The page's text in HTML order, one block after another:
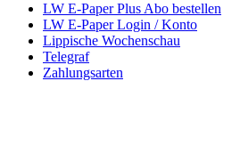
LW E-Paper Plus Abo bestellen
LW E-Paper Login / Konto
Lippische Wochenschau
Telegraf
Zahlungsarten